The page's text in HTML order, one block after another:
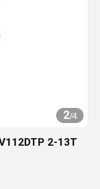
2/4
K3V112DTP 2-13T